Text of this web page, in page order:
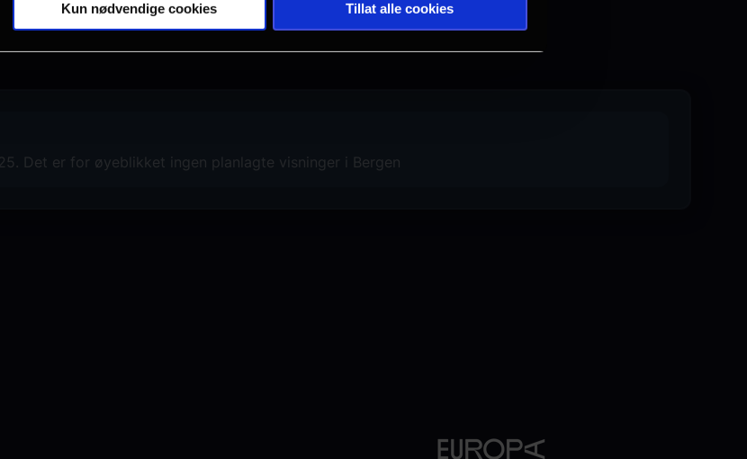
Kun nødvendige cookies Tillat alle cookies
Det er for øyeblikket ingen planlagte visninger i Bergen